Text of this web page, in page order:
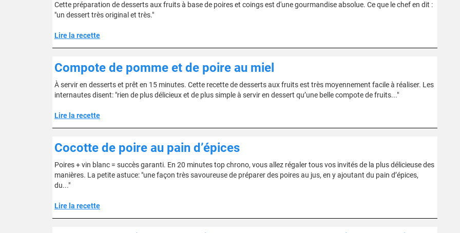
Cette préparation de desserts aux fruits à base de poires et coings est d'une gourmandise absolue. Ce que le chef en dit :
"un dessert très original et très."
Lire la recette
Compote de pomme et de poire au miel
À servir en desserts et prêt en 15 minutes. Cette recette de desserts aux fruits est très moyennement facile à réaliser. Les
internautes disent: "rien de plus délicieux et de plus simple à servir en dessert qu’une belle compote de fruits..."
Lire la recette
Cocotte de poire au pain d’épices
Poires + vin blanc = succès garanti. En 20 minutes top chrono, vous allez régaler tous vos invités de la plus délicieuse des
manières. La petite astuce: "une façon très savoureuse de préparer des poires au jus, en y ajoutant du pain d’épices,
du..."
Lire la recette